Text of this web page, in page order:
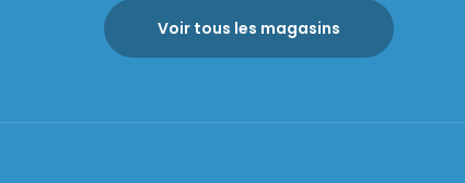
Voir tous les magasins